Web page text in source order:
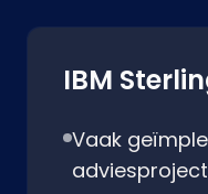
IBM
Vaak